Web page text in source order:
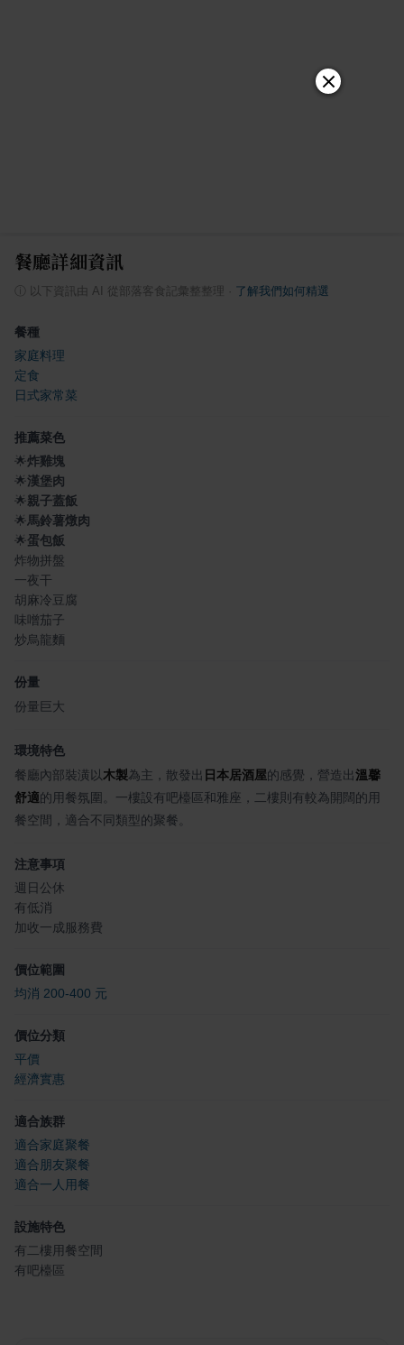
餐廳詳細資訊
以下資訊由 AI 從部落客食記彙整整理 了解我們如何精選
餐種
家庭料理
定食
日式家常菜
推薦菜色
🌟炸雞塊
🌟漢堡肉
🌟親子蓋飯
🌟馬鈴薯燉肉
🌟蛋包飯
炸物拼盤
一夜干
胡麻冷豆腐
味噌茄子
炒烏龍麵
份量
份量巨大
環境特色
餐廳內部裝潢以木製為主，散發出 日本居酒屋的感覺，營造出溫馨
舒適的用餐氛圍。一樓設有吧檯區和雅座，二樓則有較為開闊的用
餐空間，適合不同類型的聚餐。
注意事項
週日公休
有低消
加收一成服務費
價位範圍
均消 200-400 元
價位分類
平價
經濟實惠
適合族群
適合家庭聚餐
適合朋友聚餐
適合一人用餐
設施特色
有二樓用餐空間
有吧檯區